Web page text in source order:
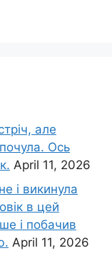
але
Ось
April 11, 2026
і викинула
в цей
і побачив
April 11, 2026